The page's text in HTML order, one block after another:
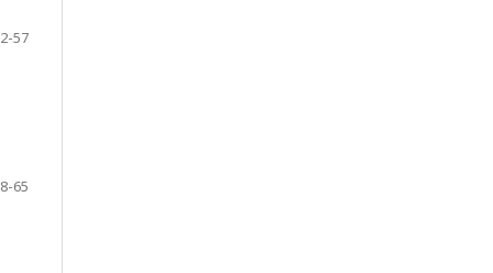
57
65